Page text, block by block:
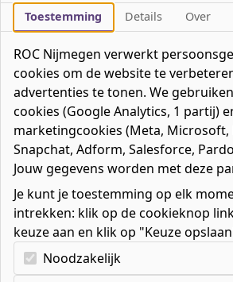
Werken & Leren
Mavo / havo / vwo
Contact
Over ons
Bedrijven
Favorieten0favorieten
Mijn ROC
Zoeken
Toestemming Details Over
ROC Nijmegen verwerkt
cookies om de website te
advertenties te tonen. We
cookies (Google Analytics, 1 partij)
marketingcookies (Meta, Microsoft,
Snapchat, Adform, Salesforce,
Jouw gegevens worden met deze
Je kunt je toestemming op elk
intrekken: klik op de cookieknop
keuze aan en klik op "Keuze
Kies uw cookie-voorkeuren
Noodzakelijk